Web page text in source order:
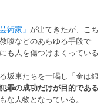
術家」 が出てきたが、こち
唆などのあらゆる手段で
も人を傷つけまくっている
坂東たちを一喝し「金は銀
罪の成功だけが目的である
な人物となっている。